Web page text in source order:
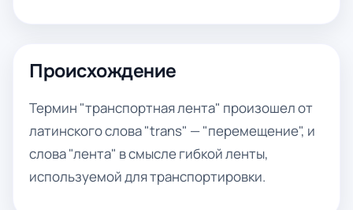
Происхождение
Термин "транспортная лента" произошел от
латинского слова "trans" — "перемещение", и
слова "лента" в смысле гибкой ленты,
используемой для транспортировки.